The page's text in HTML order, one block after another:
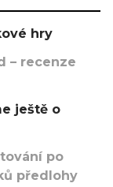
hry
– recenze
ještě o
po
předlohy